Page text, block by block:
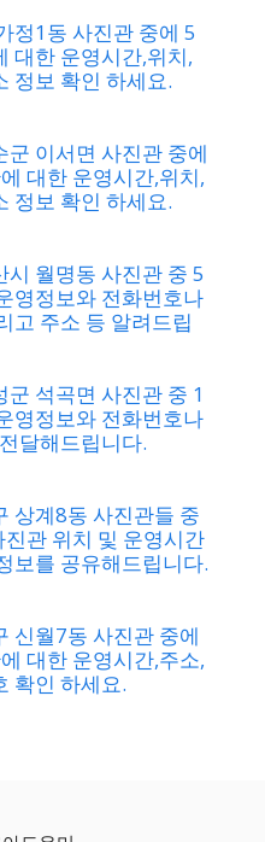
정1동 사진관 중에 5
대한 운영시간,위치,
정보 확인 하세요.
군 이서면 사진관 중에
대한 운영시간,위치,
정보 확인 하세요.
시 월명동 사진관 중 5
영정보와 전화번호나
고 주소 등 알려드립
군 석곡면 사진관 중 1
영정보와 전화번호나
달해드립니다.
상계8동 사진관들 중
관 위치 및 운영시간
보를 공유해드립니다.
신월7동 사진관 중에
대한 운영시간,주소,
확인 하세요.